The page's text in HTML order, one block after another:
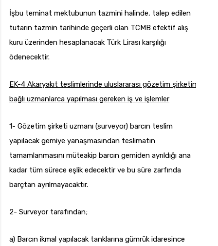
İşbu teminat mektubunun tazmini halinde, talep edilen
tutarın tazmin tarihinde geçerli olan TCMB efektif alış
kuru üzerinden hesaplanacak Türk Lirası karşılığı
ödenecektir.
EK-4 Akaryakıt teslimlerinde uluslararası gözetim şirketine
bağlı uzmanlarca yapılması gereken iş ve işlemler
1- Gözetim şirketi uzmanı (surveyor) barcın teslim
yapılacak gemiye yanaşmasından teslimatın
tamamlanmasını müteakip barcın gemiden ayrıldığı ana
kadar tüm sürece eşlik edecektir ve bu süre zarfında
barçtan ayrılmayacaktır.
2- Surveyor tarafından;
a) Barcın ikmal yapılacak tanklarına gümrük idaresince